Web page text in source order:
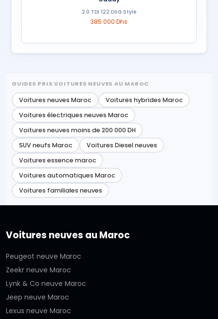
2.0 TDI 122 DSG Style
385 000 Dhs
GUIDES PRIX VOITURES NEUVES AU MAROC
Voitures neuves Maroc
Voitures hybrides Maroc
Voitures électriques neuves Maroc
Voitures neuves moins de 200 000 DH
SUV neufs Maroc
Voitures Diesel neuves
Voitures essence maroc
Voitures automatiques Maroc
Voitures familiales neuves
Voitures neuves au Maroc
Peugeot neuve Maroc
Zeekr neuve Maroc
Lynk & Co neuve Maroc
Jeep neuve Maroc
Lexus neuve Maroc